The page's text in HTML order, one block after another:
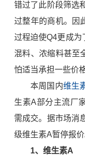
错过了此阶段筛选
过整年的商机。因
过程迫使Q4更成为
混料、浓缩料甚至
怕适当承担一些价
本周国内维生
生素A部分主流厂
需成交。据市场消
级维生素A暂停报价
1、维生素A